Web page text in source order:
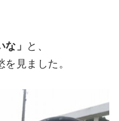
」
と、
見ました。